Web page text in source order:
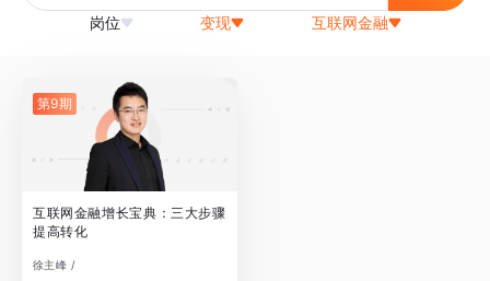
岗位 变现 互联网金融
第9期
互联网金融增长宝典：三大步骤
提高转化
徐主峰 /